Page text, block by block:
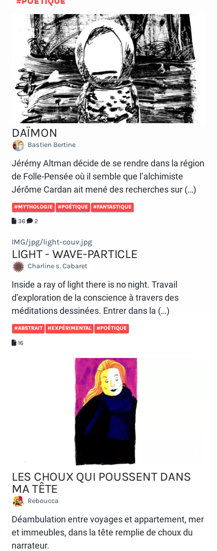
DAÏMON
Bastien Bertine
Jérémy Altman décide de se rendre dans la région
de Folle-Pensée où il semble que l’alchimiste
Jérôme Cardan ait mené des recherches sur (…)
#MYTHOLOGIE #POÉTIQUE #FANTASTIQUE
36 2
IMG/jpg/light-couv.jpg
LIGHT - WAVE-PARTICLE
Charline s. Cabaret
Inside a ray of light there is no night. Travail
d’exploration de la conscience à travers des
méditations dessinées. Entrer dans la (…)
#ABSTRAIT #EXPÉRIMENTAL #POÉTIQUE
16
LES CHOUX QUI POUSSENT DANS
MA TÊTE
Reboucca
Déambulation entre voyages et appartement, mer
et immeubles, dans la tête remplie de choux du
narrateur.